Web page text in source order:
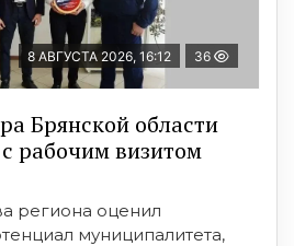
8 АВГУСТА 2026, 16:12 36
Брянской области
рабочим визитом
региона оценил
муниципалитета,